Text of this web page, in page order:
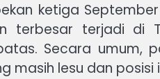
ketiga
terbesar terjadi di
Secara umum,
masih lesu dan